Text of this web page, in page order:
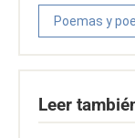
Poemas y
Leer